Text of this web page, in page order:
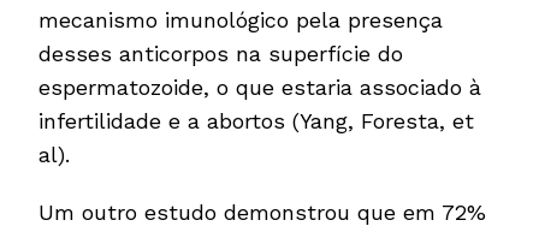
mecanismo imunológico pela presença
desses anticorpos na superfície do
espermatozoide, o que estaria associado à
infertilidade e a abortos (Yang, Foresta, et
al).
Um outro estudo demonstrou que em 72%